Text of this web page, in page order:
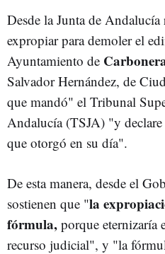
Desde la Junta de
expropiar para demoler el
Ayuntamiento de
Salvador Hernández, de
que mandó" el Tribunal
Andalucía (TSJA) "y
que otorgó en su día".
De esta manera, desde el
sostienen que "la
fórmula, porque eternizaría
recurso judicial", y "la